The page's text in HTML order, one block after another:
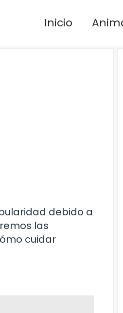
Inicio
debido a
las
cuidar